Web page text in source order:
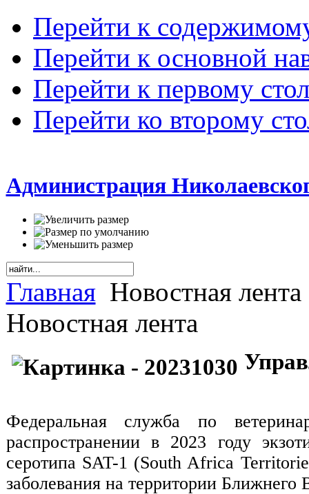
Перейти к
Перейти к основной
Перейти к первому
Перейти ко второму
Администрация
Главная Новостная лента
Новостная лента
Федеральная служба по
распространении в 2023 году
серотипа SAT-1 (South Africa
заболевания на территории Ближнего